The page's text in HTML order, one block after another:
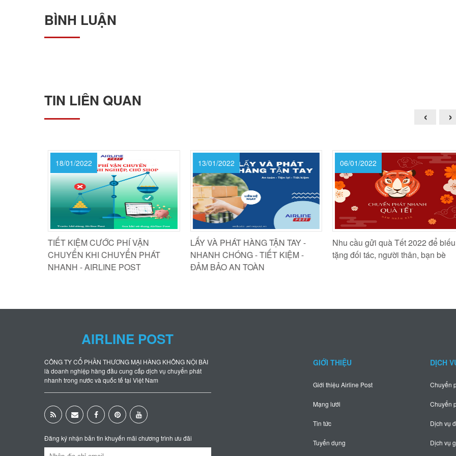
BÌNH LUẬN
TIN LIÊN QUAN
18/01/2022
TIẾT KIỆM CƯỚC PHÍ VẬN
CHUYỂN KHI CHUYỂN PHÁT
NHANH - AIRLINE POST
13/01/2022
LẤY VÀ PHÁT HÀNG TẬN TAY -
NHANH CHÓNG - TIẾT KIỆM -
ĐẢM BẢO AN TOÀN
06/01/2022
Nhu cầu gửi quà Tết 2022 để biếu,
tặng đối tác, người thân, bạn bè
‹ ›
AIRLINE POST
CÔNG TY CỔ PHẦN THƯƠNG MẠI HÀNG KHÔNG NỘI BÀI
là doanh nghiệp hàng đầu cung cấp dịch vụ chuyển phát
nhanh trong nước và quốc tế tại Việt Nam
Đăng ký nhận bản tin khuyến mãi chương trình ưu đãi
GIỚI THIỆU
Giới thiệu Airline Post
Mạng lưới
Tin tức
Tuyển dụng
DỊCH
Chuyển
Chuyển
Dịch vụ
Dịch vụ